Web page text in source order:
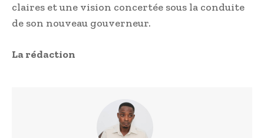
claires et une vision concertée sous la conduite
de son nouveau gouverneur.
La rédaction